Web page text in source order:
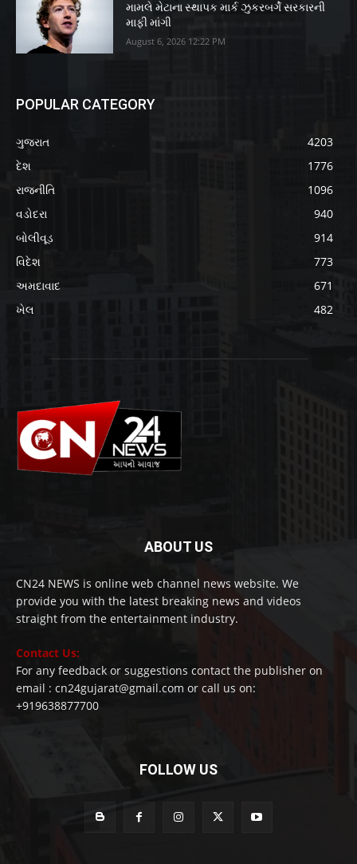
મામલે મેટાના સ્થાપક માર્ક ઝુકરબર્ગે સરકારની
માફી માંગી
August 6, 2026 12:22 PM
POPULAR CATEGORY
ગુજરાત
4203
દેશ
1776
રાજનીતિ
1096
વડોદરા
940
બોલીવૂડ
914
વિદેશ
773
અમદાવાદ
671
ખેલ
482
ABOUT US
CN24 NEWS is online web channel news website. We
provide you with the latest breaking news and videos
straight from the entertainment industry.
Contact Us:
For any feedback or suggestions contact the publisher on
email : cn24gujarat@gmail.com or call us on:
+919638877700
FOLLOW US